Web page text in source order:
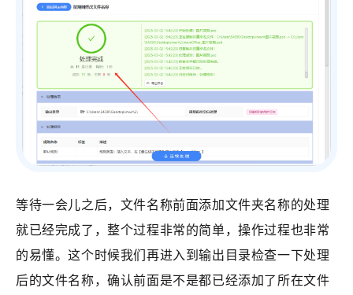
等待一会儿之后，文件名称前面添加文件夹名称的处理
就已经完成了，整个过程非常的简单，操作过程也非常
的易懂。这个时候我们再进入到输出目录检查一下处理
后的文件名称，确认前面是不是都已经添加了所在文件